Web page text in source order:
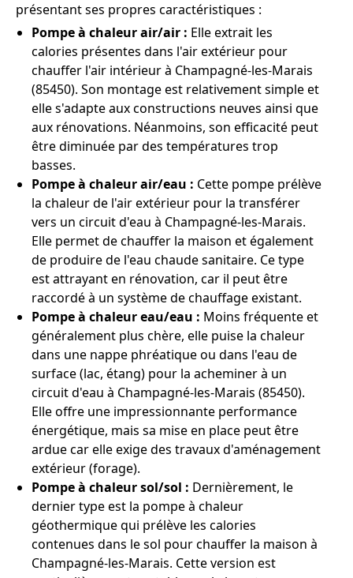
présentant ses propres caractéristiques :
Pompe à chaleur air/air : Elle extrait les
calories présentes dans l'air extérieur pour
chauffer l'air intérieur à Champagné-les-Marais
(85450). Son montage est relativement simple et
elle s'adapte aux constructions neuves ainsi que
aux rénovations. Néanmoins, son efficacité peut
être diminuée par des températures trop
basses.
Pompe à chaleur air/eau : Cette pompe prélève
la chaleur de l'air extérieur pour la transférer
vers un circuit d'eau à Champagné-les-Marais.
Elle permet de chauffer la maison et également
de produire de l'eau chaude sanitaire. Ce type
est attrayant en rénovation, car il peut être
raccordé à un système de chauffage existant.
Pompe à chaleur eau/eau : Moins fréquente et
généralement plus chère, elle puise la chaleur
dans une nappe phréatique ou dans l'eau de
surface (lac, étang) pour la acheminer à un
circuit d'eau à Champagné-les-Marais (85450).
Elle offre une impressionnante performance
énergétique, mais sa mise en place peut être
ardue car elle exige des travaux d'aménagement
extérieur (forage).
Pompe à chaleur sol/sol : Dernièrement, le
dernier type est la pompe à chaleur
géothermique qui prélève les calories
contenues dans le sol pour chauffer la maison à
Champagné-les-Marais. Cette version est